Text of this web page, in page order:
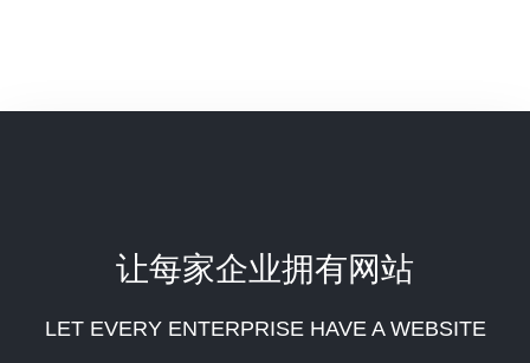
让每家企业拥有网站
LET EVERY ENTERPRISE HAVE A WEBSITE